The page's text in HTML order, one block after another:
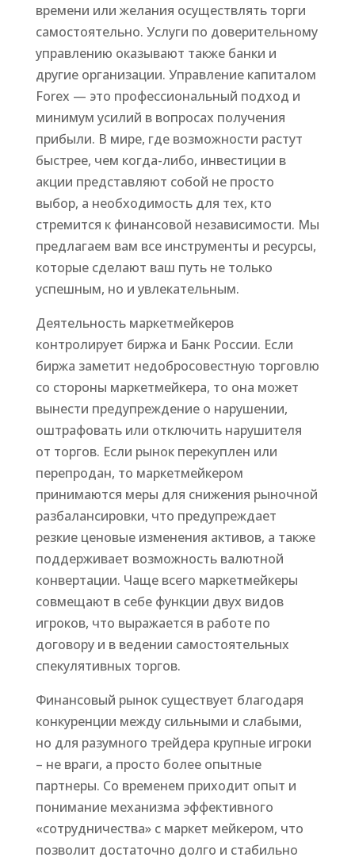
времени или желания осуществлять торги
самостоятельно. Услуги по доверительному
управлению оказывают также банки и
другие организации. Управление капиталом
Forex — это профессиональный подход и
минимум усилий в вопросах получения
прибыли. В мире, где возможности растут
быстрее, чем когда-либо, инвестиции в
акции представляют собой не просто
выбор, а необходимость для тех, кто
стремится к финансовой независимости. Мы
предлагаем вам все инструменты и ресурсы,
которые сделают ваш путь не только
успешным, но и увлекательным.
Деятельность маркетмейкеров
контролирует биржа и Банк России. Если
биржа заметит недобросовестную торговлю
со стороны маркетмейкера, то она может
вынести предупреждение о нарушении,
оштрафовать или отключить нарушителя
от торгов. Если рынок перекуплен или
перепродан, то маркетмейкером
принимаются меры для снижения рыночной
разбалансировки, что предупреждает
резкие ценовые изменения активов, а также
поддерживает возможность валютной
конвертации. Чаще всего маркетмейкеры
совмещают в себе функции двух видов
игроков, что выражается в работе по
договору и в ведении самостоятельных
спекулятивных торгов.
Финансовый рынок существует благодаря
конкуренции между сильными и слабыми,
но для разумного трейдера крупные игроки
– не враги, а просто более опытные
партнеры. Со временем приходит опыт и
понимание механизма эффективного
«сотрудничества» с маркет мейкером, что
позволит достаточно долго и стабильно